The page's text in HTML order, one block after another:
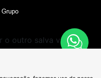
o outro salva vidas.